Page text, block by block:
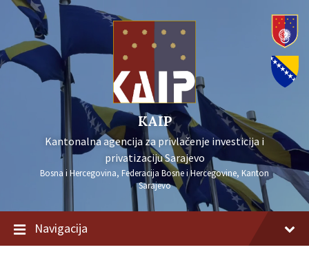
KAIP
Kantonalna agencija za privlačenje investicija i
privatizaciju Sarajevo
Bosna i Hercegovina, Federacija Bosne i Hercegovine, Kanton
Sarajevo
Navigacija